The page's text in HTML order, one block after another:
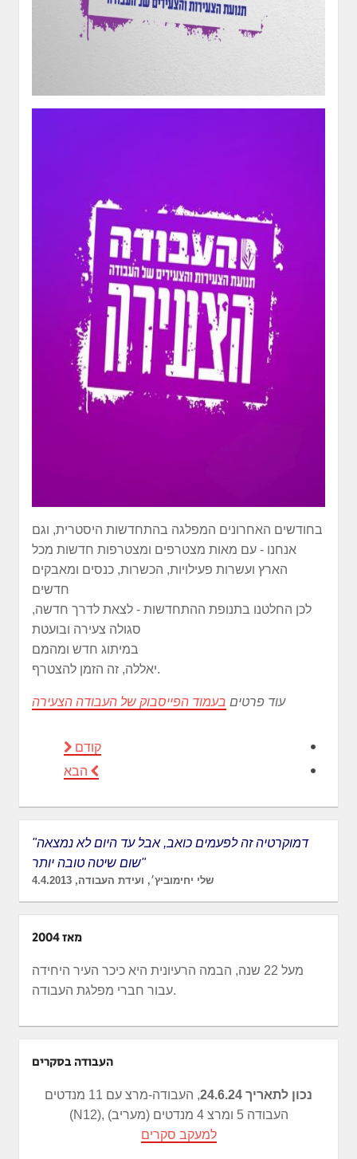
בחודשים האחרונים המפלגה בהתחדשות היסטרית, וגם
אנחנו - עם מאות מצטרפים ומצטרפות חדשות מכל
הארץ ועשרות פעילויות, הכשרות, כנסים ומאבקים
חדשים
לכן החלטנו בתנופת ההתחדשות - לצאת לדרך חדשה,
סגולה צעירה ובועטת
במיתוג חדש ומהמם
יאללה, זה הזמן להצטרף.
עוד פרטים בעמוד הפייסבוק של העבודה הצעירה
קודם
הבא
"דמוקרטיה זה לפעמים כואב, אבל עד היום לא נמצאה
שום שיטה טובה יותר"
שלי יחימוביץ׳, ועידת העבודה, 4.4.2013
מאז 2004
מעל 22 שנה, הבמה הרעיונית היא כיכר העיר היחידה
עבור חברי מפלגת העבודה.
העבודה בסקרים
נכון לתאריך 24.6.24
, העבודה-מרצ עם 11 מנדטים
(N12), העבודה 5 ומרצ 4 מנדטים (מעריב)
למעקב סקרים